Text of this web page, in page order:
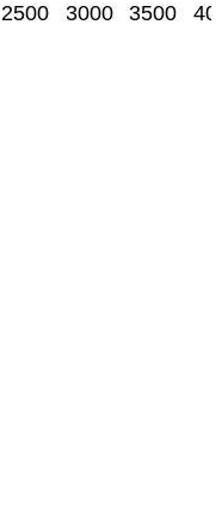
2500 3000 3500